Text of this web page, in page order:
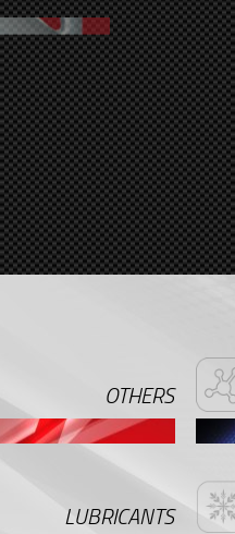
OTHERS
LUBRICANTS